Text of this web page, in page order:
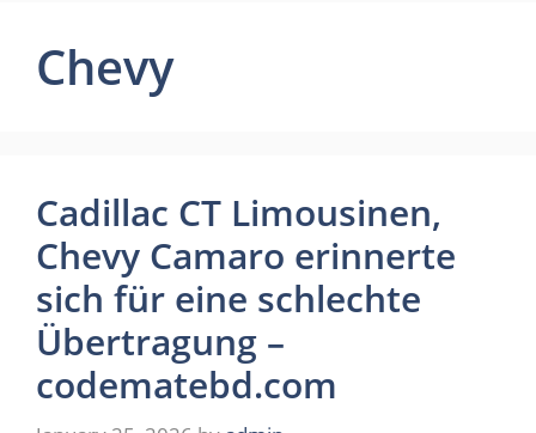
Chevy
Cadillac CT Limousinen,
Chevy Camaro erinnerte
sich für eine schlechte
Übertragung –
codematebd.com